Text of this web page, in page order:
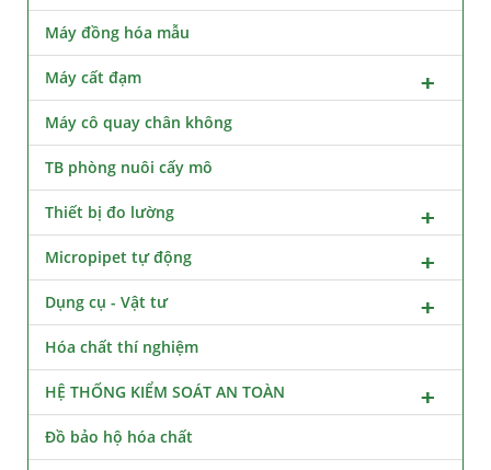
Máy đồng hóa mẫu
Máy cất đạm
Máy cô quay chân không
TB phòng nuôi cấy mô
Thiết bị đo lường
Micropipet tự động
Dụng cụ - Vật tư
Hóa chất thí nghiệm
HỆ THỐNG KIỂM SOÁT AN TOÀN
Đồ bảo hộ hóa chất